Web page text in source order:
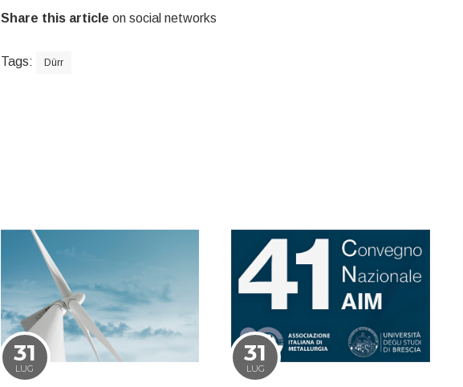
Share this article on social networks
Tags: Dürr
31
LUG
31
LUG